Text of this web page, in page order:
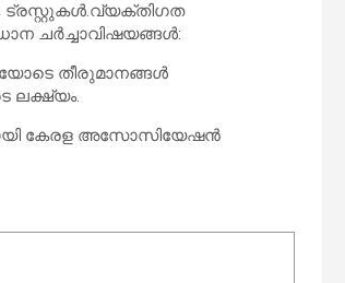
ട്രസ്റ്റുകൾ.വ്യക്തിഗത
ചർച്ചാവിഷയങ്ങൾ:
തീരുമാനങ്ങൾ
ലക്ഷ്യം.
കേരള അസോസിയേഷൻ